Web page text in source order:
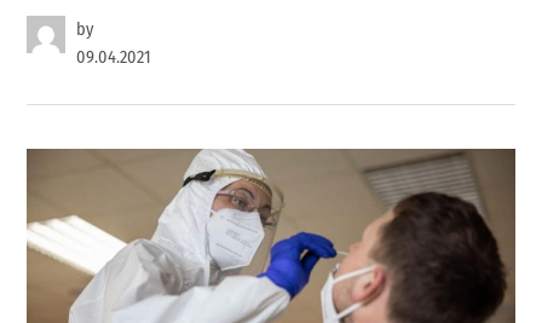
by
09.04.2021